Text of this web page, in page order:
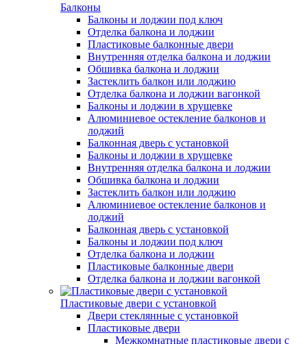
Балконы
Балконы и лоджии под ключ
Отделка балкона и лоджии
Пластиковые балконные двери
Внутренняя отделка балкона и лоджии
Обшивка балкона и лоджии
Застеклить балкон или лоджию
Отделка балкона и лоджии вагонкой
Балконы и лоджии в хрущевке
Алюминиевое остекление балконов и
лоджий
Балконная дверь с установкой
Балконы и лоджии в хрущевке
Внутренняя отделка балкона и лоджии
Обшивка балкона и лоджии
Застеклить балкон или лоджию
Алюминиевое остекление балконов и
лоджий
Балконная дверь с установкой
Балконы и лоджии под ключ
Отделка балкона и лоджии
Пластиковые балконные двери
Отделка балкона и лоджии вагонкой
Пластиковые двери с установкой
Двери стеклянные с установкой
Пластиковые двери
Межкомнатные пластиковые двери с